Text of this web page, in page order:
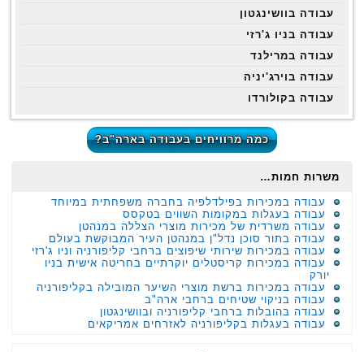
עבודה בוושינגטון
עבודה בניו ג'רזי
עבודה במרילנד
עבודה בוירג'יניה
עבודה בקולורדו
כמה מרוויחים בעבודה בארה"ב?
משרות חמות…
עבודה במכירות בפילדלפיה בחברה משפחתית במיוחד
עבודה בעגלות במקומות השווים בטקסס
עבודה משרדית של מכירות מוצרי הצללה במנהטן
עבודה בתור סוכן נדל"ן במנהטן העיר המבוקשת בעולם
עבודה במכירות שירותי שיפוצים ברחבי קליפורניה וניו ג'רזי
עבודה במכירות קריסטלים יוקרתיים בחריטה אישית בניו
יורק
עבודה במכירות ברשת מוצרי השיער המובילה בקליפורניה
עבודה בניקוי שטיחים ברחבי ארה"ב
עבודה בהובלות ברחבי קליפורניה ובוושינגטון
עבודה בעגלות בקליפורניה לאזרחים אמריקאים